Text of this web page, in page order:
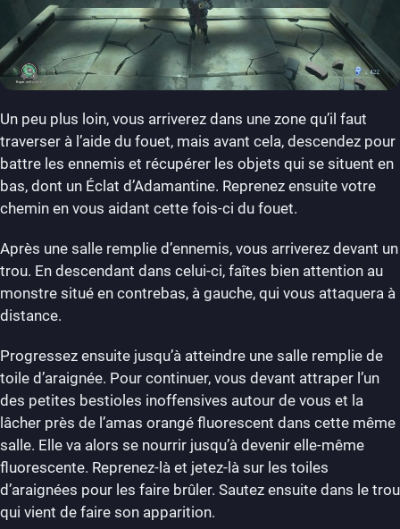
Un peu plus loin, vous arriverez dans une zone qu’il faut
traverser à l’aide du fouet, mais avant cela, descendez pour
battre les ennemis et récupérer les objets qui se situent en
bas, dont un Éclat d’Adamantine. Reprenez ensuite votre
chemin en vous aidant cette fois-ci du fouet.
Après une salle remplie d’ennemis, vous arriverez devant un
trou. En descendant dans celui-ci, faîtes bien attention au
monstre situé en contrebas, à gauche, qui vous attaquera à
distance.
Progressez ensuite jusqu’à atteindre une salle remplie de
toile d’araignée. Pour continuer, vous devant attraper l’un
des petites bestioles inoffensives autour de vous et la
lâcher près de l’amas orangé fluorescent dans cette même
salle. Elle va alors se nourrir jusqu’à devenir elle-même
fluorescente. Reprenez-là et jetez-là sur les toiles
d’araignées pour les faire brûler. Sautez ensuite dans le trou
qui vient de faire son apparition.